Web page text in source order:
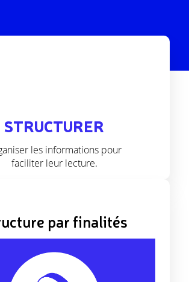
STRUCTURER
les informations pour
faciliter leur lecture.
par finalités